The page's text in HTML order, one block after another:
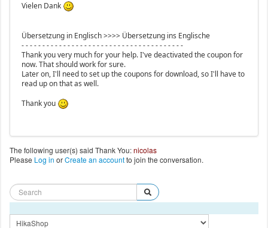
Vielen Dank
Übersetzung in Englisch >>>> Übersetzung ins Englische
- - - - - - - - - - - - - - - - - - - - - - - - - - - - - - - - - - - - - - -
Thank you very much for your help. I've deactivated the coupon for
now. That should work for sure.
Later on, I'll need to set up the coupons for download, so I'll have to
read up on that as well.
Thank you
The following user(s) said Thank You:nicolas
Please Log in orCreate an accountto join the conversation.